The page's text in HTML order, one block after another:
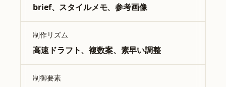
brief、スタイルメモ、参考画像
制作リズム
高速ドラフト、複数案、素早い調整
制御要素